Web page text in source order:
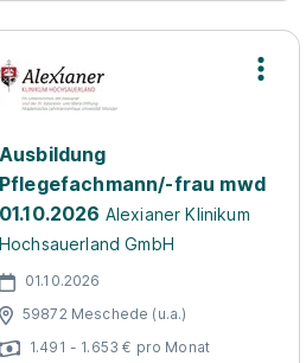
Ausbildung
Pflegefachmann/-frau mwd
01.10.2026 Alexianer Klinikum
Hochsauerland GmbH
01.10.2026
59872 Meschede (u.a.)
1.491 - 1.653 € pro Monat